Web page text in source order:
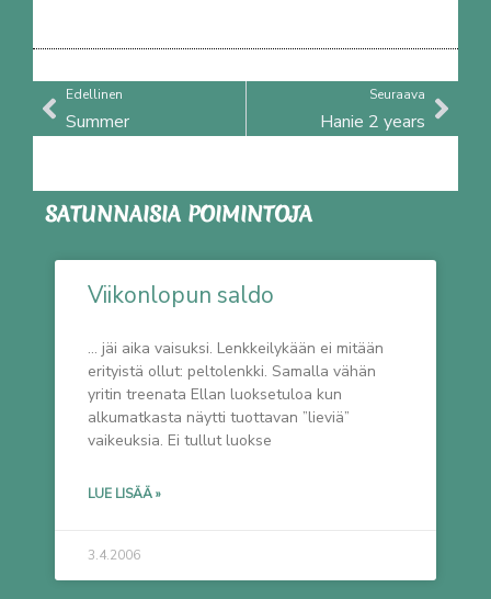
Prev
Edellinen
Summer
Seuraava
Hanie 2 years
SATUNNAISIA POIMINTOJA
Viikonlopun saldo
… jäi aika vaisuksi. Lenkkeilykään ei mitään
erityistä ollut: peltolenkki. Samalla vähän
yritin treenata Ellan luoksetuloa kun
alkumatkasta näytti tuottavan ”lieviä”
vaikeuksia. Ei tullut luokse
LUE LISÄÄ »
3.4.2006